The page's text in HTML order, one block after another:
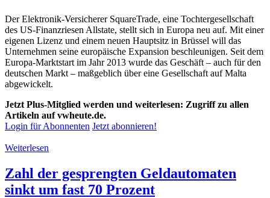
Der Elektronik-Versicherer SquareTrade, eine Tochtergesellschaft
des US-Finanzriesen Allstate, stellt sich in Europa neu auf. Mit einer
eigenen Lizenz und einem neuen Hauptsitz in Brüssel will das
Unternehmen seine europäische Expansion beschleunigen. Seit dem
Europa-Marktstart im Jahr 2013 wurde das Geschäft – auch für den
deutschen Markt – maßgeblich über eine Gesellschaft auf Malta
abgewickelt.
Jetzt Plus-Mitglied werden und weiterlesen: Zugriff zu allen
Artikeln auf vwheute.de.
Login für Abonnenten Jetzt abonnieren!
Weiterlesen
Zahl der gesprengten Geldautomaten
sinkt um fast 70 Prozent